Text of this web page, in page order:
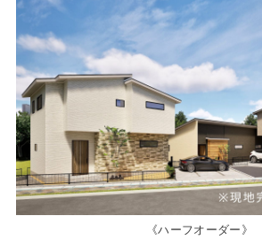
《ハーフオーダー》